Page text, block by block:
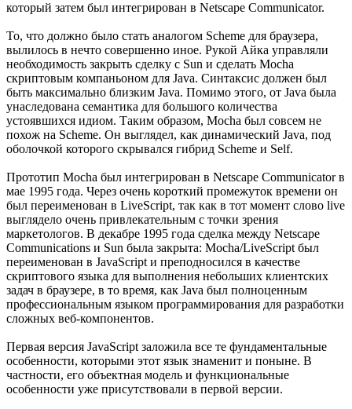
который затем был интегрирован в Netscape Communicator.
То, что должно было стать аналогом Scheme для браузера,
вылилось в нечто совершенно иное. Рукой Айка управляли
необходимость закрыть сделку с Sun и сделать Mocha
скриптовым компаньоном для Java. Синтаксис должен был
быть максимально близким Java. Помимо этого, от Java была
унаследована семантика для большого количества
устоявшихся идиом. Таким образом, Mocha был совсем не
похож на Scheme. Он выглядел, как динамический Java, под
оболочкой которого скрывался гибрид Scheme и Self.
Прототип Mocha был интегрирован в Netscape Communicator в
мае 1995 года. Через очень короткий промежуток времени он
был переименован в LiveScript, так как в тот момент слово live
выглядело очень привлекательным с точки зрения
маркетологов. В декабре 1995 года сделка между Netscape
Communications и Sun была закрыта: Mocha/LiveScript был
переименован в JavaScript и преподносился в качестве
скриптового языка для выполнения небольших клиентских
задач в браузере, в то время, как Java был полноценным
профессиональным языком программирования для разработки
сложных веб-компонентов.
Первая версия JavaScript заложила все те фундаментальные
особенности, которыми этот язык знаменит и поныне. В
частности, его объектная модель и функциональные
особенности уже присутствовали в первой версии.